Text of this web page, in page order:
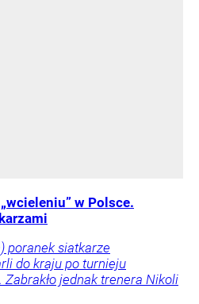
w Polsce.
poranek siatkarze
do kraju po turnieju
jednak trenera Nikoli